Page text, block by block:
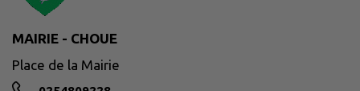
MAIRIE - CHOUE
Place de la Mairie